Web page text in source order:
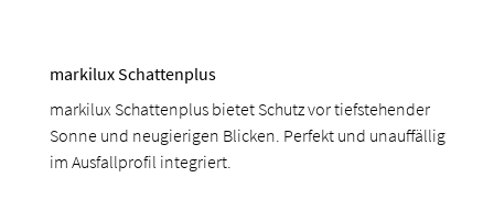
markilux Schattenplus
markilux Schattenplus bietet Schutz vor tiefstehender
Sonne und neugierigen Blicken. Perfekt und unauffällig
im Ausfallprofil integriert.